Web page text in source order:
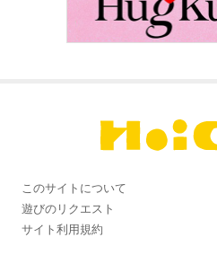
このサイトについて
遊びのリクエスト
サイト利用規約